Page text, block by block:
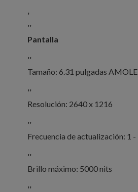
'
''
Pantalla
''
Tamaño: 6.31 pulgadas
''
Resolución: 2640 x 1216
''
Frecuencia de actualización: 1
''
Brillo máximo: 5000 nits
''